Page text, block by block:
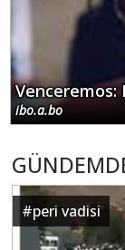
Venceremos:
ibo.a.bo
#peri vadisi